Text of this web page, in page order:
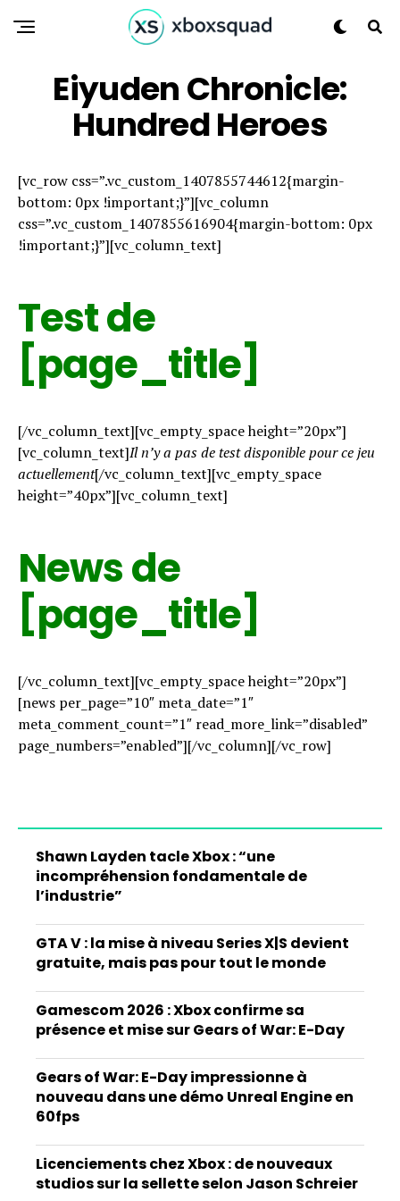
Eiyuden Chronicle:
Hundred Heroes
[vc_row css=”.vc_custom_1407855744612{margin-
bottom: 0px !important;}”][vc_column
css=”.vc_custom_1407855616904{margin-bottom: 0px
!important;}”][vc_column_text]
Test de
[page_title]
[/vc_column_text][vc_empty_space height=”20px”]
[vc_column_text]Il n’y a pas de test disponible pour ce jeu
actuellement[/vc_column_text][vc_empty_space
height=”40px”][vc_column_text]
News de
[page_title]
[/vc_column_text][vc_empty_space height=”20px”]
[news per_page=”10″ meta_date=”1″
meta_comment_count=”1″ read_more_link=”disabled”
page_numbers=”enabled”][/vc_column][/vc_row]
Shawn Layden tacle Xbox : “une
incompréhension fondamentale de
l’industrie”
GTA V : la mise à niveau Series X|S devient
gratuite, mais pas pour tout le monde
Gamescom 2026 : Xbox confirme sa
présence et mise sur Gears of War: E-Day
Gears of War: E-Day impressionne à
nouveau dans une démo Unreal Engine en
60fps
Licenciements chez Xbox : de nouveaux
studios sur la sellette selon Jason Schreier